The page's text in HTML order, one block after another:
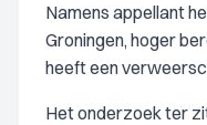
Namens appellant
Groningen, hoger
heeft een
Het onderzoek ter